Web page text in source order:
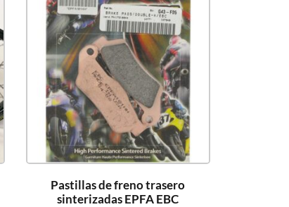
Pastillas de freno trasero
sinterizadas EPFA EBC